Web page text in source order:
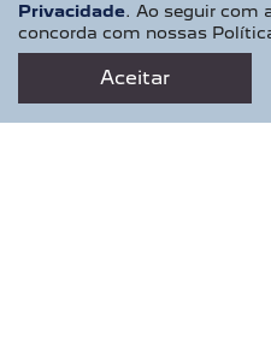
SERVIÇOS E
Privacidade. Ao seguir com
concorda com nossas
Aceitar